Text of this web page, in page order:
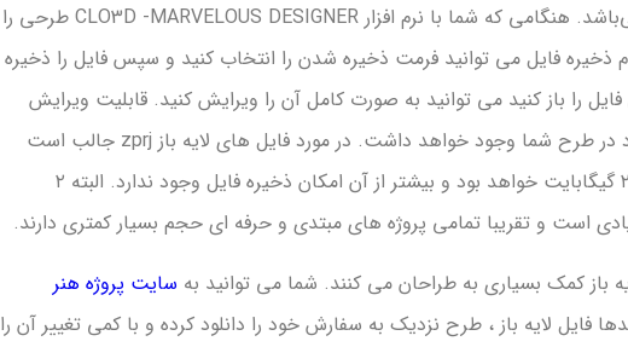
مارولوس و کلوتریدی می‌باشد. هنگامی که شما با نرم افزار CLO3D -MARVELOUS DESIGNER طرحی را
ذخیره فایل می توانید فرمت ذخیره شدن را انتخاب کنید و سپس فایل را ذخیره
فایل را باز کنید می توانید به صورت کامل آن را ویرایش کنید. قابلیت ویرایش
تمامی المان های موجود در طرح شما وجود خواهد داشت. در مورد فایل های لایه باز zprj جالب است
بدانید حداکثر حجم آن ۲ گیگابایت خواهد بود و بیشتر از آن امکان ذخیره فایل وجود ندارد. البته ۲
است و تقریبا تمامی پروژه های مبتدی و حرفه ای حجم بسیار کمتری دارند.
کمک بسیاری به طراحان می کنند. شما می توانید به سایت پروژه هنر
فایل لایه باز ، طرح نزدیک به سفارش خود را دانلود کرده و با کمی تغییر آن را